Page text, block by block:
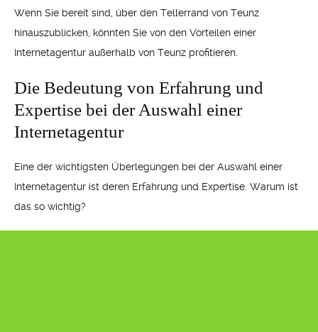
Wenn Sie bereit sind, über den Tellerrand von Teunz
hinauszublicken, könnten Sie von den Vorteilen einer
Internetagentur außerhalb von Teunz profitieren.
Die Bedeutung von Erfahrung und
Expertise bei der Auswahl einer
Internetagentur
Eine der wichtigsten Überlegungen bei der Auswahl einer
Internetagentur ist deren Erfahrung und Expertise. Warum ist
das so wichtig?